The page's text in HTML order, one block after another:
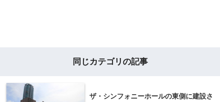
同じカテゴリの記事
ザ・シンフォニーホールの東側に建設さ